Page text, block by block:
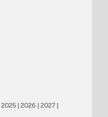
2025| 2026| 2027|